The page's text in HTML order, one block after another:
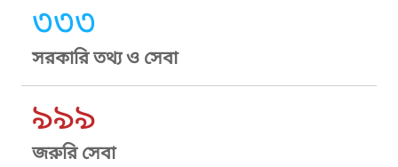
৩৩৩
সরকারি তথ্য ও সেবা
৯৯৯
জরুরি সেবা